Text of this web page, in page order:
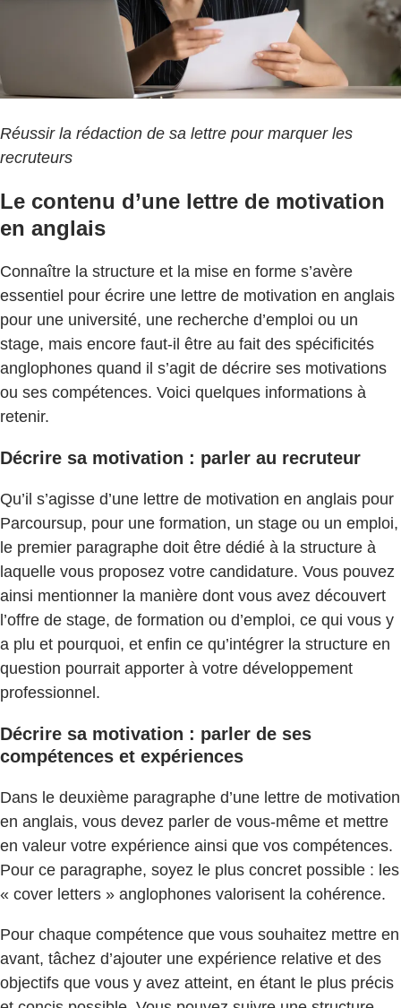
Réussir la rédaction de sa lettre pour marquer les
recruteurs
Le contenu d’une lettre de motivation
en anglais
Connaître la structure et la mise en forme s’avère
essentiel pour écrire une lettre de motivation en anglais
pour une université, une recherche d’emploi ou un
stage, mais encore faut-il être au fait des spécificités
anglophones quand il s’agit de décrire ses motivations
ou ses compétences. Voici quelques informations à
retenir.
Décrire sa motivation : parler au recruteur
Qu’il s’agisse d’une lettre de motivation en anglais pour
Parcoursup, pour une formation, un stage ou un emploi,
le premier paragraphe doit être dédié à la structure à
laquelle vous proposez votre candidature. Vous pouvez
ainsi mentionner la manière dont vous avez découvert
l’offre de stage, de formation ou d’emploi, ce qui vous y
a plu et pourquoi, et enfin ce qu’intégrer la structure en
question pourrait apporter à votre développement
professionnel.
Décrire sa motivation : parler de ses
compétences et expériences
Dans le deuxième paragraphe d’une lettre de motivation
en anglais, vous devez parler de vous-même et mettre
en valeur votre expérience ainsi que vos compétences.
Pour ce paragraphe, soyez le plus concret possible : les
« cover letters » anglophones valorisent la cohérence.
Pour chaque compétence que vous souhaitez mettre en
avant, tâchez d’ajouter une expérience relative et des
objectifs que vous y avez atteint, en étant le plus précis